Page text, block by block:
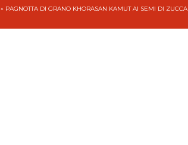
» PAGNOTTA DI GRANO KHORASAN KAMUT AI SEMI DI ZUCCA